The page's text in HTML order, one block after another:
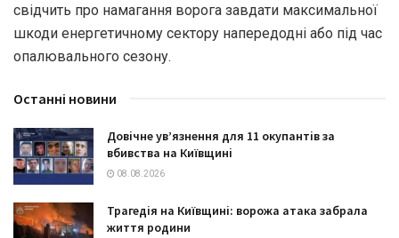
свідчить про намагання ворога завдати максимальної
шкоди енергетичному сектору напередодні або під час
опалювального сезону.
Останні новини
Довічне ув’язнення для 11 окупантів за
вбивства на Київщині
08.08.2026
Трагедія на Київщині: ворожа атака забрала
життя родини